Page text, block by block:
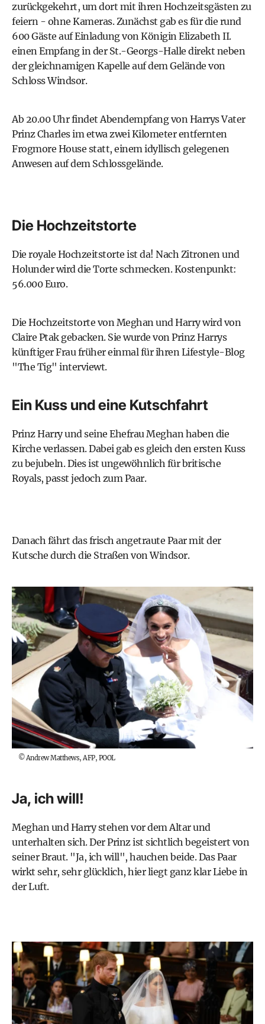
zurückgekehrt, um dort mit ihren Hochzeitsgästen zu
feiern - ohne Kameras. Zunächst gab es für die rund
600 Gäste auf Einladung von Königin Elizabeth II.
einen Empfang in der St.-Georgs-Halle direkt neben
der gleichnamigen Kapelle auf dem Gelände von
Schloss Windsor.
Ab 20.00 Uhr findet Abendempfang von Harrys Vater
Prinz Charles im etwa zwei Kilometer entfernten
Frogmore House statt, einem idyllisch gelegenen
Anwesen auf dem Schlossgelände.
Die Hochzeitstorte
Die royale Hochzeitstorte ist da! Nach Zitronen und
Holunder wird die Torte schmecken. Kostenpunkt:
56.000 Euro.
Die Hochzeitstorte von Meghan und Harry wird von
Claire Ptak gebacken. Sie wurde von Prinz Harrys
künftiger Frau früher einmal für ihren Lifestyle-Blog
"The Tig" interviewt.
Ein Kuss und eine Kutschfahrt
Prinz Harry und seine Ehefrau Meghan haben die
Kirche verlassen. Dabei gab es gleich den ersten Kuss
zu bejubeln. Dies ist ungewöhnlich für britische
Royals, passt jedoch zum Paar.
Danach fährt das frisch angetraute Paar mit der
Kutsche durch die Straßen von Windsor.
©Andrew Matthews, AFP, POOL
Ja, ich will!
Meghan und Harry stehen vor dem Altar und
unterhalten sich. Der Prinz ist sichtlich begeistert von
seiner Braut. "Ja, ich will", hauchen beide. Das Paar
wirkt sehr, sehr glücklich, hier liegt ganz klar Liebe in
der Luft.